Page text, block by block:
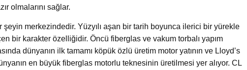
olmalarını sağlar.
şeyin merkezindedir. Yüzyılı aşan bir tarih boyunca ilerici bir yürekle
bir karakter özelliğidir. Öncü fiberglas ve vakum torbalı yapım
dünyanın ilk tamamı köpük özlü üretim motor yatının ve Lloyd’s
en büyük fiberglas motorlu teknesinin üretilmesi yer alıyor. CL